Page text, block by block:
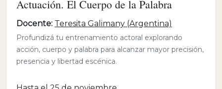
Actuación. El Cuerpo de la Palabra
Docente: Teresita Galimany (Argentina)
Profundizá tu entrenamiento actoral explorando
acción, cuerpo y palabra para alcanzar mayor precisión,
presencia y libertad escénica.